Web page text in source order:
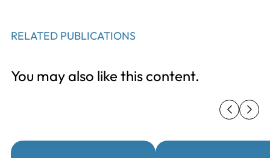
RELATED PUBLICATIONS
You may also like this content.